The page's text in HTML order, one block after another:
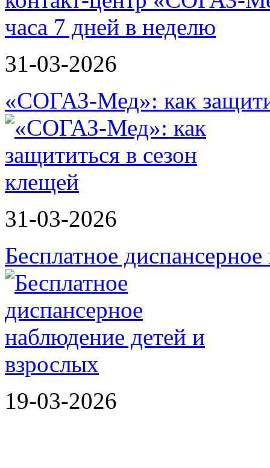
31-03-2026
«СОГАЗ-Мед»: как
31-03-2026
Бесплатное
19-03-2026